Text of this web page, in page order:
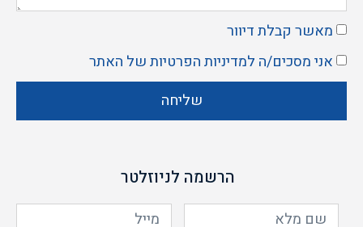
מאשר קבלת דיוור
אני מסכים/ה למדיניות הפרטיותשל האתר
שליחה
הרשמה לניוזלטר